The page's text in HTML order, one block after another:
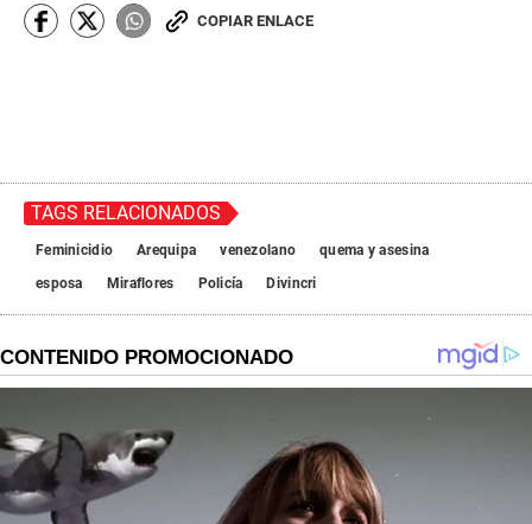
COPIAR ENLACE
TAGS RELACIONADOS
Feminicidio Arequipa venezolano
quema y asesina
esposa
Miraflores Policía Divincri